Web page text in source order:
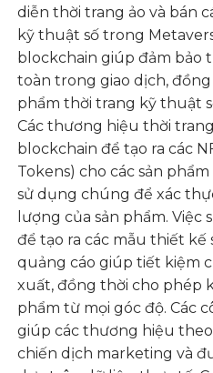
diễn thời trang ảo và bán
kỹ thuật số trong
blockchain giúp đảm bảo
toàn trong giao dịch,
phẩm thời trang kỹ thuật
Các thương hiệu thời
blockchain để tạo ra các
Tokens) cho các sản
sử dụng chúng để xác
lượng của sản phẩm.
để tạo ra các mẫu thiết kế
quảng cáo giúp tiết kiệm
xuất, đồng thời cho phép
phẩm từ mọi góc độ. Các
giúp các thương hiệu
chiến dịch marketing và